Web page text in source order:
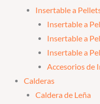
Insertable a
Insertable a
Insertable a
Insertable a
Accesorios de
Calderas
Caldera de Leña